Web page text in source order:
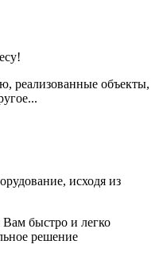
реализованные объекты,
исходя из
быстро и легко
решение